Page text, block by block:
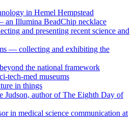
in Hemel Hempstead
Illumina BeadChip necklace
and presenting recent science and
— collecting and exhibiting the
the national framework
tech-med museums
in things
Judson, author of The Eighth Day of
in medical science communication at